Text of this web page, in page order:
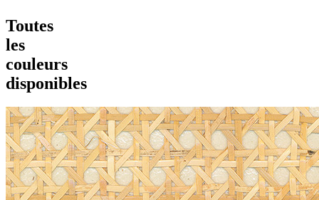
Toutes
les
couleurs
disponibles